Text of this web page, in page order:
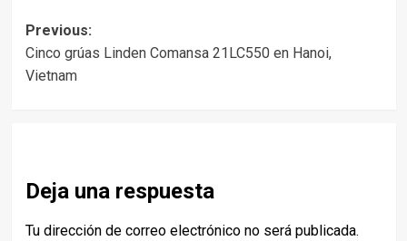
Post
navigation
Previous:
Cinco grúas Linden Comansa 21LC550 en Hanoi,
Vietnam
Deja una respuesta
Tu dirección de correo electrónico no será publicada.